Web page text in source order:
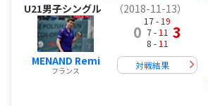
U21男子シングル （2018-11-13）
MENAND Remi
フランス
0
17 - 19
7 - 11
8 - 11
3
対戦結果